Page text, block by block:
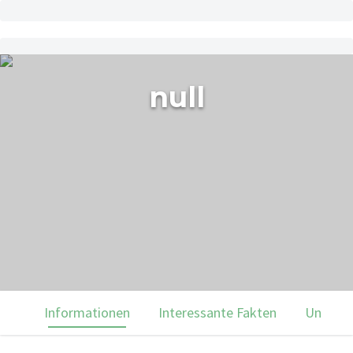
null
Informationen Interessante Fakten Unsere